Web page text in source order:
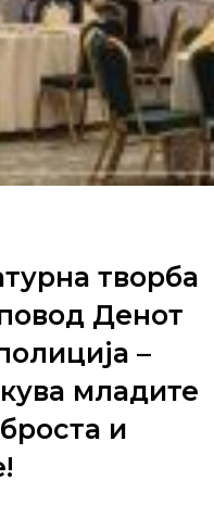
творба
Денот
–
младите
и